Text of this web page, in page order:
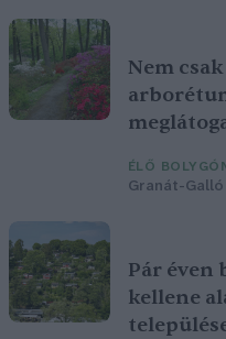
Nem
ÉLŐ
Granát-
Pár éven
kellene